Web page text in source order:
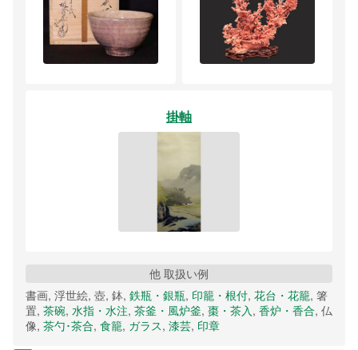
掛軸
他 取扱い例
書画, 浮世絵, 壺, 鉢, 鉄瓶・銀瓶, 印籠・根付, 花台・花籠, 箸
置, 茶碗, 水指・水注, 茶釜・風炉釜, 棗・茶入, 香炉・香合, 仏
像, 茶勺･茶合, 食籠, ガラス, 漆芸, 印章